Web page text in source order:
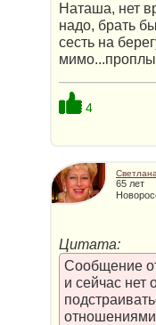
Наташа, нет
надо, брать
сесть на
4
Светлана
65 лет
Цитата:
Сообщение
и сейчас нет